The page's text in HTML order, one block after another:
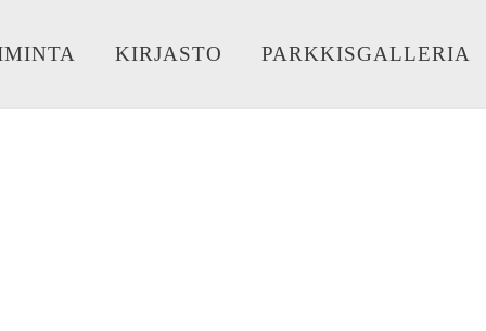
KIRJASTO PARKKISGALLERIA